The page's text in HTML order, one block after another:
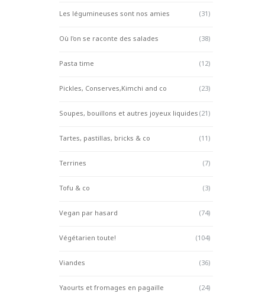
Les légumineuses sont nos amies (31)
Où l'on se raconte des salades (38)
Pasta time (12)
Pickles, Conserves,Kimchi and co (23)
Soupes, bouillons et autres joyeux liquides (21)
Tartes, pastillas, bricks & co (11)
Terrines (7)
Tofu & co (3)
Vegan par hasard (74)
Végétarien toute! (104)
Viandes (36)
Yaourts et fromages en pagaille (24)